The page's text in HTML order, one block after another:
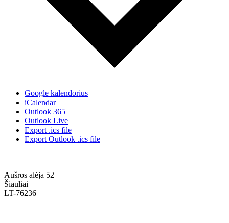
Google kalendorius
iCalendar
Outlook 365
Outlook Live
Export .ics file
Export Outlook .ics file
Aušros alėja 52
Šiauliai
LT-76236